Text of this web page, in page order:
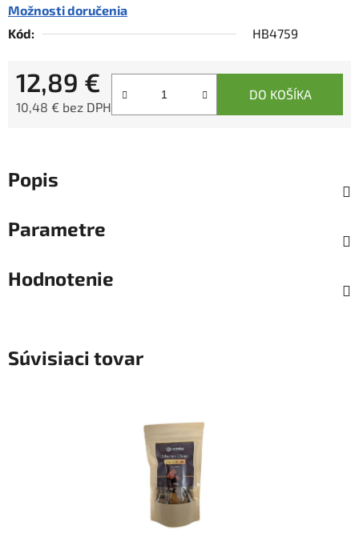
Možnosti doručenia
Kód:
HB4759
12,89 €
10,48 € bez DPH
DO KOŠÍKA
Popis
Parametre
Hodnotenie
Súvisiaci tovar